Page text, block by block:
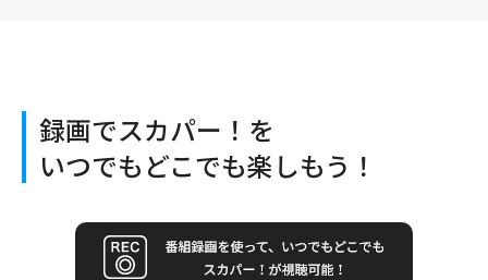
録画でスカパー！を
いつでもどこでも楽しもう！